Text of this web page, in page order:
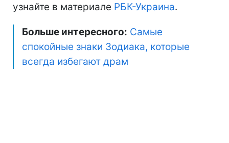
узнайте в материале РБК-Украина.
Больше интересного: Самые
спокойные знаки Зодиака, которые
всегда избегают драм